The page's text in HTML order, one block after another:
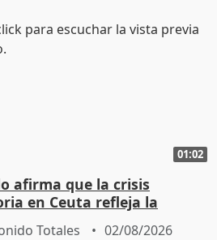
01:02
afirma que la crisis
en Ceuta refleja la
debilidad" del Gobierno
Totales 02/08/2026